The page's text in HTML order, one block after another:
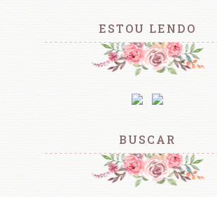
ESTOU LENDO
BUSCAR